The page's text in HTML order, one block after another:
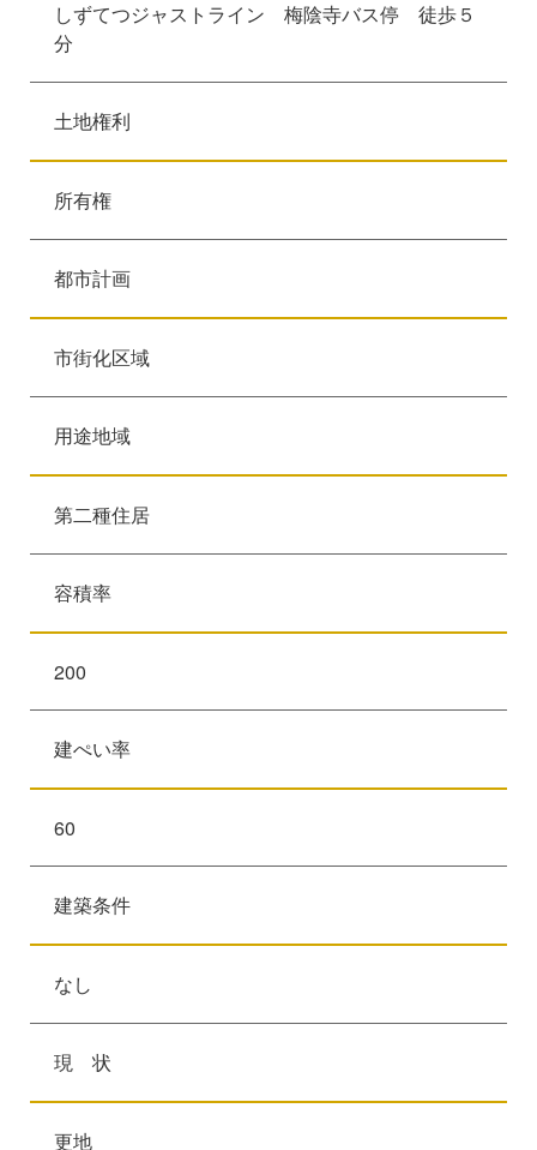
しずてつジャストライン 梅陰寺バス停 徒歩５
分
土地権利
所有権
都市計画
市街化区域
用途地域
第二種住居
容積率
200
建ぺい率
60
建築条件
なし
現 状
更地